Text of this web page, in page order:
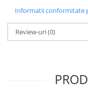
Informatii conformitate
Review-uri(0)